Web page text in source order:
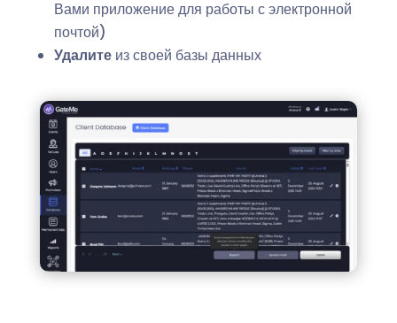
Вами приложение для работы с электронной
почтой)
Удалитеиз своей базы данных